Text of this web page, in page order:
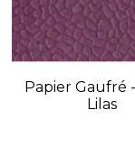
Papier Gaufré
Lilas